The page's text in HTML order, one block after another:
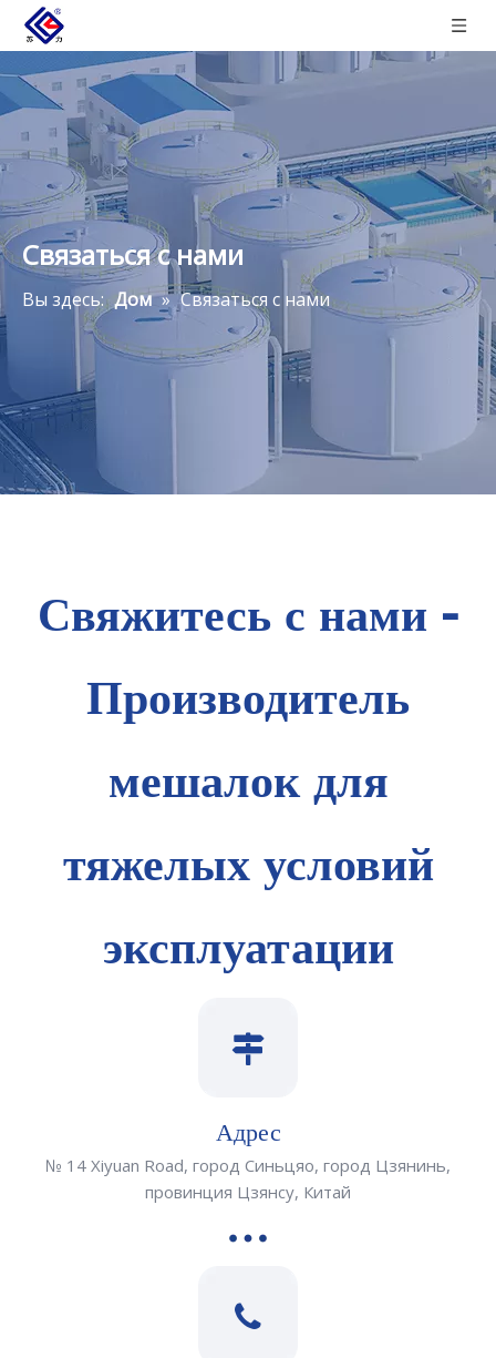
Связаться с нами
Вы здесь: Дом » Связаться с нами
Свяжитесь с нами -
Производитель
мешалок для
тяжелых условий
эксплуатации
Адрес
№ 14 Xiyuan Road, город Синьцяо, город Цзянинь,
провинция Цзянсу, Китай